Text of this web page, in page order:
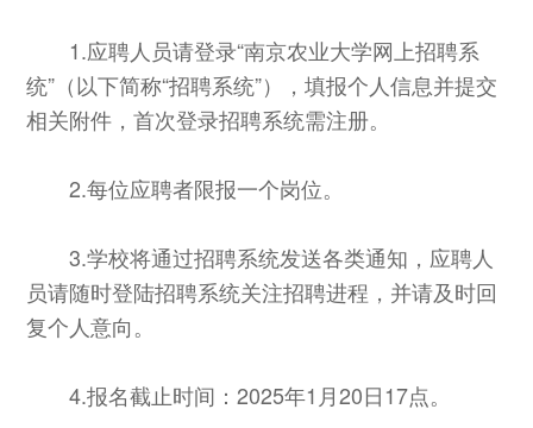
1.应聘人员请登录“南京农业大学网上招聘系
统”（以下简称“招聘系统”），填报个人信息并提交
相关附件，首次登录招聘系统需注册。
2.每位应聘者限报一个岗位。
3.学校将通过招聘系统发送各类通知，应聘人
员请随时登陆招聘系统关注招聘进程，并请及时回
复个人意向。
4.报名截止时间：2025年1月20日17点。